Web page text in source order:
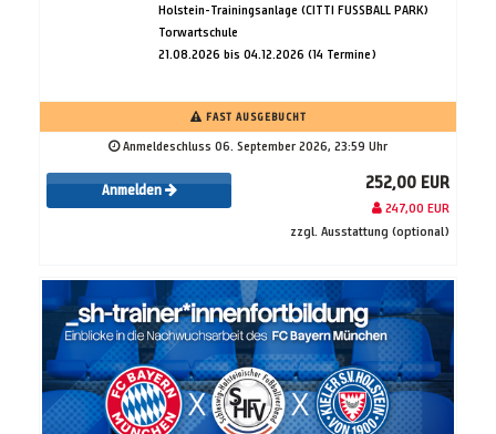
Holstein-Trainingsanlage (CITTI FUSSBALL PARK)
Torwartschule
21.08.2026 bis 04.12.2026 (14 Termine)
FAST AUSGEBUCHT
Anmeldeschluss 06. September 2026, 23:59 Uhr
Anmelden 252,00 EUR
247,00 EUR
zzgl. Ausstattung (optional)